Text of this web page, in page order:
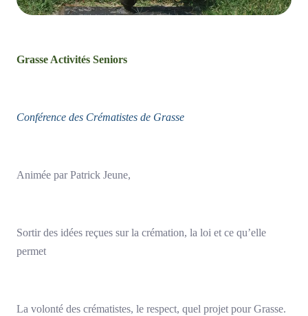
Grasse Activités Seniors
Conférence des Crématistes de Grasse
Animée par Patrick Jeune,
Sortir des idées reçues sur la crémation, la loi et ce qu’elle
permet
La volonté des crématistes, le respect, quel projet pour Grasse.